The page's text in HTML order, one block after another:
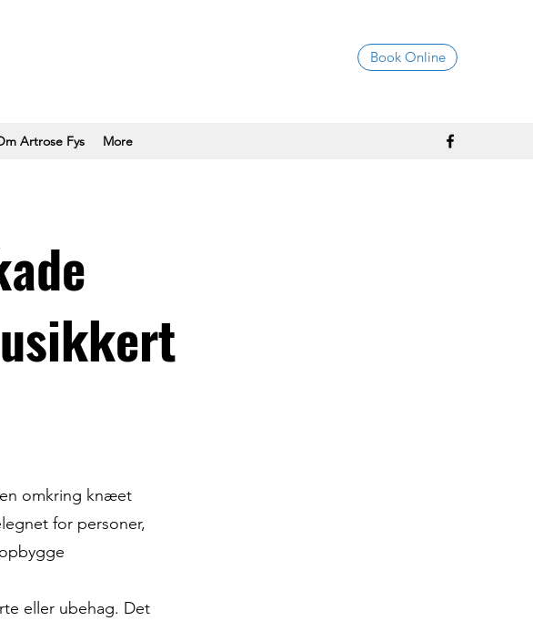
Book Online
Artrose Fys More
omkring knæet
for personer,
eller ubehag. Det